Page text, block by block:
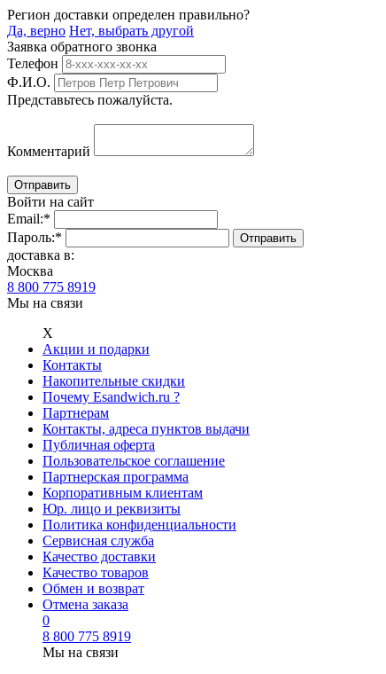
Регион доставки определен правильно?
Да, верно Нет, выбрать другой
Заявка обратного звонка
Телефон
Ф.И.О.
Представьтесь пожалуйста.
Комментарий
Войти на сайт
Email:*
Пароль:*
доставка в:
Москва
8 800 775 8919
Мы на связи
Х
Акции и подарки
Контакты
Накопительные скидки
Почему Esandwich.ru ?
Партнерам
Контакты, адреса пунктов выдачи
Публичная оферта
Пользовательское соглашение
Партнерская программа
Корпоративным клиентам
Юр. лицо и реквизиты
Политика конфиденциальности
Сервисная служба
Качество доставки
Качество товаров
Обмен и возврат
Отмена заказа
0
8 800 775 8919
Мы на связи